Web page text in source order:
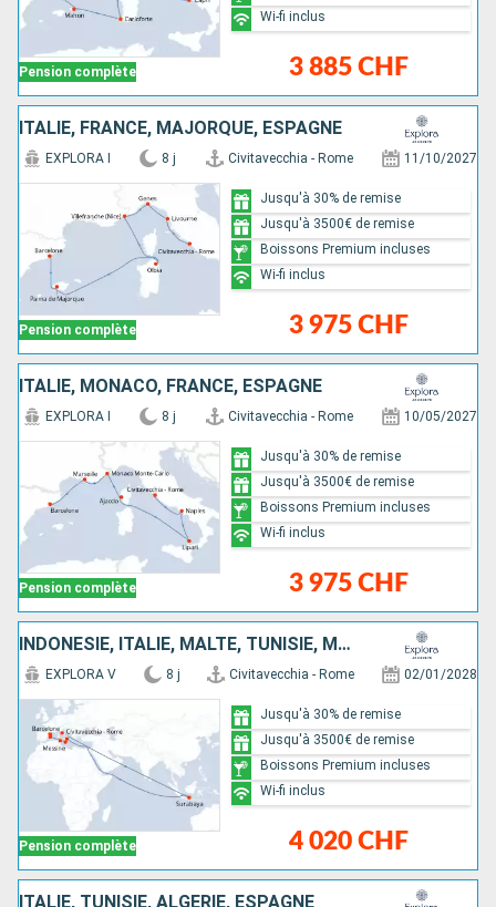
Pension complète 3 885 CHF
Wi-fi inclus
ITALIE, FRANCE, MAJORQUE, ESPAGNE
Pension complète
EXPLORA I 8 j Civitavecchia - Rome 11/10/2027
3 975 CHF
Jusqu'à 30% de remise
Jusqu'à 3500€ de remise
Boissons Premium incluses
Wi-fi inclus
ITALIE, MONACO, FRANCE, ESPAGNE
Pension complète
EXPLORA I 8 j Civitavecchia - Rome 10/05/2027
3 975 CHF
Jusqu'à 30% de remise
Jusqu'à 3500€ de remise
Boissons Premium incluses
Wi-fi inclus
INDONÉSIE, ITALIE, MALTE, TUNISIE, MAJORQUE, ESPAGNE
Pension complète
EXPLORA V 8 j Civitavecchia - Rome 02/01/2028
4 020 CHF
Jusqu'à 30% de remise
Jusqu'à 3500€ de remise
Boissons Premium incluses
Wi-fi inclus
ITALIE, TUNISIE, ALGÉRIE, ESPAGNE